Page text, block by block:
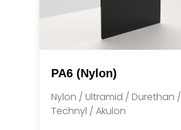
PA6 (Nylon)
Nylon / Ultramid / Durethan /
Technyl / Akulon